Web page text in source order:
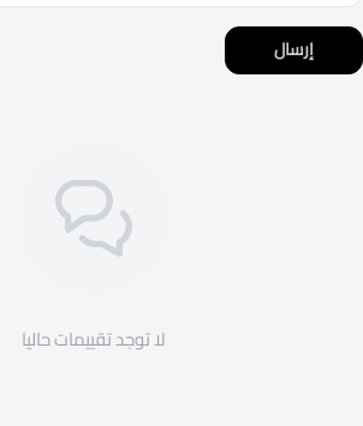
إرسال
لا توجد تقييمات حاليا